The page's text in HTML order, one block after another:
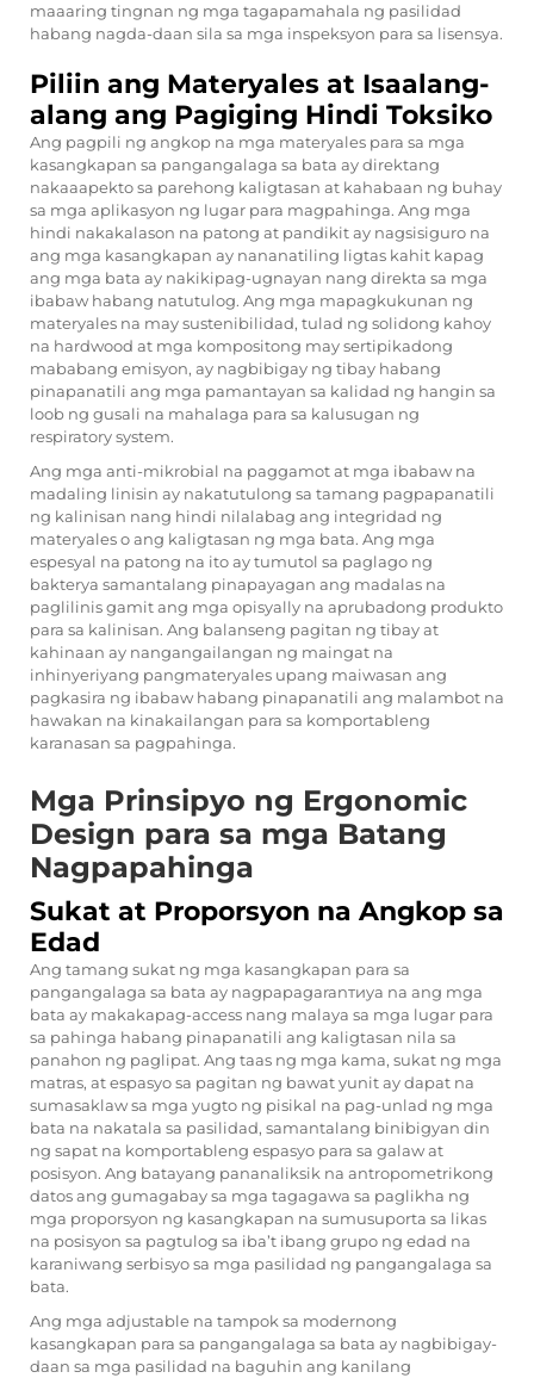
maaaring tingnan ng mga tagapamahala ng pasilidad
habang nagda-daan sila sa mga inspeksyon para sa lisensya.
Piliin ang Materyales at Isaalang-
alang ang Pagiging Hindi Toksiko
Ang pagpili ng angkop na mga materyales para sa mga
kasangkapan sa pangangalaga sa bata ay direktang
nakaaapekto sa parehong kaligtasan at kahabaan ng buhay
sa mga aplikasyon ng lugar para magpahinga. Ang mga
hindi nakakalason na patong at pandikit ay nagsisiguro na
ang mga kasangkapan ay nananatiling ligtas kahit kapag
ang mga bata ay nakikipag-ugnayan nang direkta sa mga
ibabaw habang natutulog. Ang mga mapagkukunan ng
materyales na may sustenibilidad, tulad ng solidong kahoy
na hardwood at mga kompositong may sertipikadong
mababang emisyon, ay nagbibigay ng tibay habang
pinapanatili ang mga pamantayan sa kalidad ng hangin sa
loob ng gusali na mahalaga para sa kalusugan ng
respiratory system.
Ang mga anti-mikrobial na paggamot at mga ibabaw na
madaling linisin ay nakatutulong sa tamang pagpapanatili
ng kalinisan nang hindi nilalabag ang integridad ng
materyales o ang kaligtasan ng mga bata. Ang mga
espesyal na patong na ito ay tumutol sa paglago ng
bakterya samantalang pinapayagan ang madalas na
paglilinis gamit ang mga opisyally na aprubadong produkto
para sa kalinisan. Ang balanseng pagitan ng tibay at
kahinaan ay nangangailangan ng maingat na
inhinyeriyang pangmateryales upang maiwasan ang
pagkasira ng ibabaw habang pinapanatili ang malambot na
hawakan na kinakailangan para sa komportableng
karanasan sa pagpahinga.
Mga Prinsipyo ng Ergonomic
Design para sa mga Batang
Nagpapahinga
Sukat at Proporsyon na Angkop sa
Edad
Ang tamang sukat ng mga kasangkapan para sa
pangangalaga sa bata ay nagpapagaranтиya na ang mga
bata ay makakapag-access nang malaya sa mga lugar para
sa pahinga habang pinapanatili ang kaligtasan nila sa
panahon ng paglipat. Ang taas ng mga kama, sukat ng mga
matras, at espasyo sa pagitan ng bawat yunit ay dapat na
sumasaklaw sa mga yugto ng pisikal na pag-unlad ng mga
bata na nakatala sa pasilidad, samantalang binibigyan din
ng sapat na komportableng espasyo para sa galaw at
posisyon. Ang batayang pananaliksik na antropometrikong
datos ang gumagabay sa mga tagagawa sa paglikha ng
mga proporsyon ng kasangkapan na sumusuporta sa likas
na posisyon sa pagtulog sa iba’t ibang grupo ng edad na
karaniwang serbisyo sa mga pasilidad ng pangangalaga sa
bata.
Ang mga adjustable na tampok sa modernong
kasangkapan para sa pangangalaga sa bata ay nagbibigay-
daan sa mga pasilidad na baguhin ang kanilang